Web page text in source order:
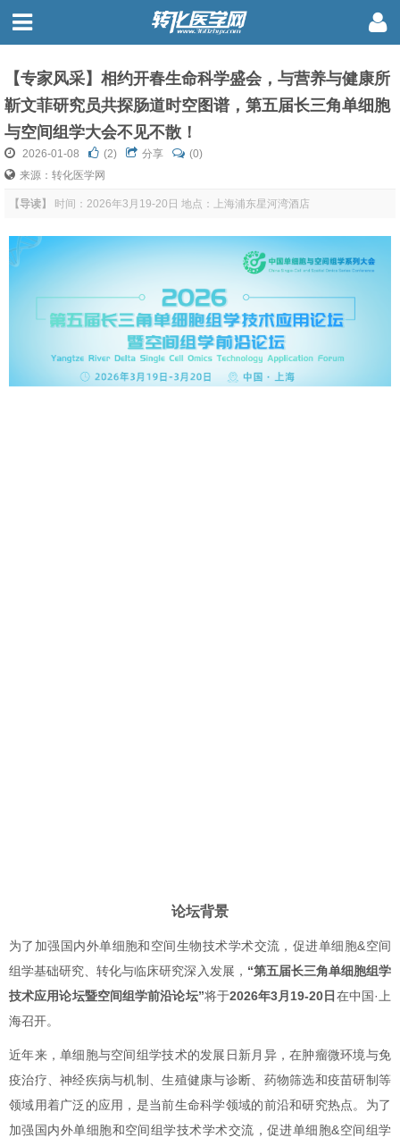
【专家风采】相约开春生命科学盛会，与营养与健康所
靳文菲研究员共探肠道时空图谱，第五届长三角单细胞
与空间组学大会不见不散！
2026-01-08 (2) 分享
(0)
来源：转化医学网
【导读】 时间：2026年3月19-20日 地点：上海浦东星河湾酒店
论坛背景
为了加强国内外单细胞和空间生物技术学术交流，促进单细胞&空间
组学基础研究、转化与临床研究深入发展， “第五届长三角单细胞组学
技术应用论坛暨空间组学前沿论坛”将于2026年3月19-20日 在中国·上
海召开。
近年来，单细胞与空间组学技术的发展日新月异，在肿瘤微环境与免
疫治疗、神经疾病与机制、生殖健康与诊断、药物筛选和疫苗研制等
领域用着广泛的应用，是当前生命科学领域的前沿和研究热点。为了
加强国内外单细胞和空间组学技术学术交流，促进单细胞&空间组学